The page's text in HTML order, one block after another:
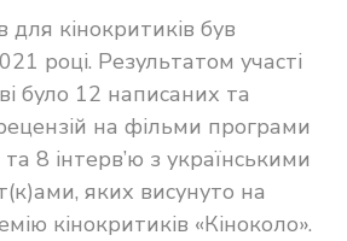
для кінокритиків був
році. Результатом участі
було 12 написаних та
на фільми програми
8 інтерв’ю з українськими
яких висунуто на
кінокритиків «Кіноколо».